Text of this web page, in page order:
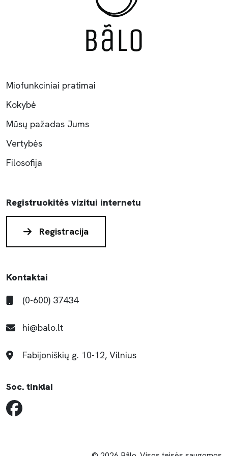
Miofunkciniai pratimai
Kokybė
Mūsų pažadas Jums
Vertybės
Filosofija
Registruokitės vizitui internetu
Registracija
Kontaktai
(0-600) 37434
hi@balo.lt
Fabijoniškių g. 10-12, Vilnius
Soc. tinklai